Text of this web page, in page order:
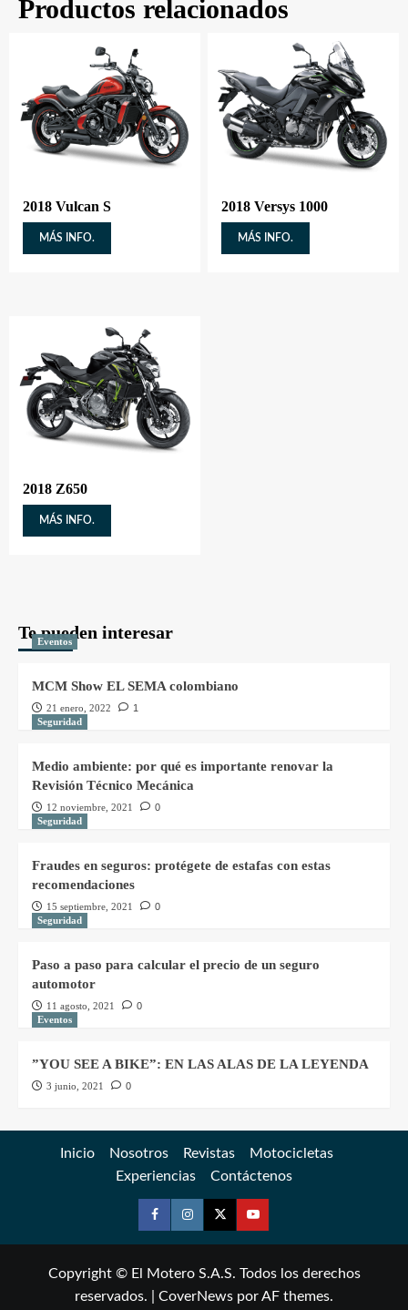
Productos relacionados
2018 Vulcan S
MÁS INFO.
2018 Versys 1000
MÁS INFO.
2018 Z650
MÁS INFO.
Te pueden interesar
Eventos
MCM Show EL SEMA colombiano
21 enero, 2022
1
Seguridad
Medio ambiente: por qué es importante renovar la
Revisión Técnico Mecánica
12 noviembre, 2021
0
Seguridad
Fraudes en seguros: protégete de estafas con estas
recomendaciones
15 septiembre, 2021
0
Seguridad
Paso a paso para calcular el precio de un seguro
automotor
11 agosto, 2021
0
Eventos
”YOU SEE A BIKE”: EN LAS ALAS DE LA LEYENDA
3 junio, 2021 0
Inicio Nosotros Revistas
Motocicletas
Experiencias
Contáctenos
Copyright © El Motero S.A.S. Todos los derechos
reservados.
CoverNews por AF themes.